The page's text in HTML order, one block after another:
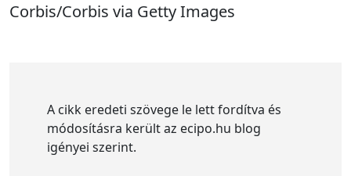
Corbis/Corbis via Getty Images
A cikk eredeti szövege le lett fordítva és
módosításra került az ecipo.hu blog
igényei szerint.